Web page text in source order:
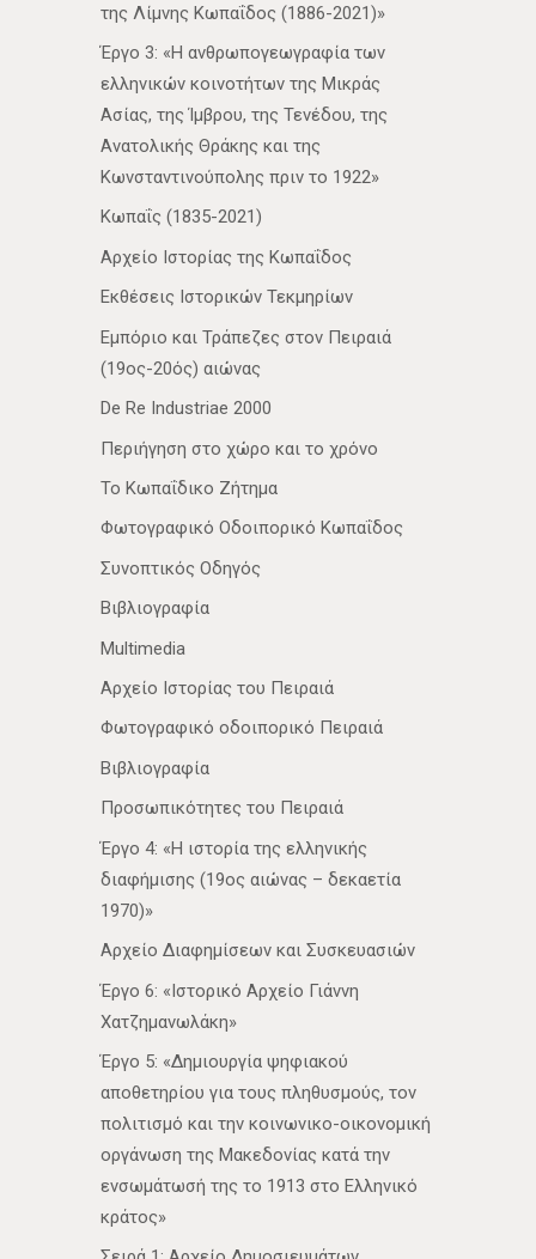
της Λίμνης Κωπαΐδος (1886-2021)»
Έργο 3: «Η ανθρωπογεωγραφία των
ελληνικών κοινοτήτων της Μικράς
Ασίας, της Ίμβρου, της Τενέδου, της
Ανατολικής Θράκης και της
Κωνσταντινούπολης πριν το 1922»
Κωπαΐς (1835-2021)
Αρχείο Ιστορίας της Κωπαΐδος
Εκθέσεις Ιστορικών Τεκμηρίων
Εμπόριο και Τράπεζες στον Πειραιά
(19ος-20ός) αιώνας
De Re Industriae 2000
Περιήγηση στο χώρο και το χρόνο
Το Κωπαΐδικο Ζήτημα
Φωτογραφικό Οδοιπορικό Κωπαΐδος
Συνοπτικός Οδηγός
Βιβλιογραφία
Multimedia
Αρχείο Ιστορίας του Πειραιά
Φωτογραφικό οδοιπορικό Πειραιά
Βιβλιογραφία
Προσωπικότητες του Πειραιά
Έργο 4: «Η ιστορία της ελληνικής
διαφήμισης (19ος αιώνας – δεκαετία
1970)»
Αρχείο Διαφημίσεων και Συσκευασιών
Έργο 6: «Ιστορικό Αρχείο Γιάννη
Χατζημανωλάκη»
Έργο 5: «Δημιουργία ψηφιακού
αποθετηρίου για τους πληθυσμούς, τον
πολιτισμό και την κοινωνικο-οικονομική
οργάνωση της Μακεδονίας κατά την
ενσωμάτωσή της το 1913 στο Ελληνικό
κράτος»